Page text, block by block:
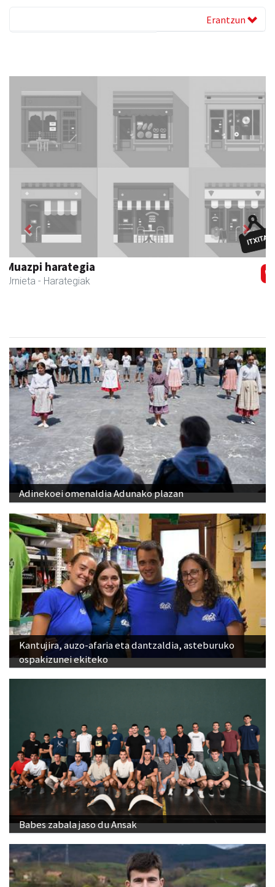
Erantzun
Urnietako AEK euskaltegia
Urnieta - Euskaltegiak
Previous Next
Adinekoei omenaldia Adunako plazan
Kantujira, auzo-afaria eta dantzaldia, asteburuko
ospakizunei ekiteko
Babes zabala jaso du Ansak